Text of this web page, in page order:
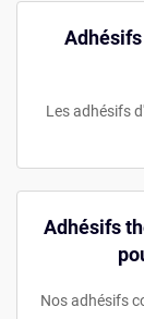
Les adhésifs
Adhésifs
Nos adhésifs